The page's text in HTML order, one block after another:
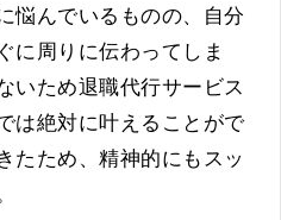
悩んでいるものの、自分
に周りに伝わってしま
いため退職代行サービス
は絶対に叶えることがで
たため、精神的にもスッ